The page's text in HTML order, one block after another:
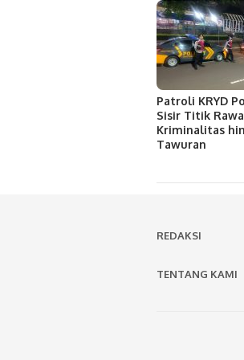
Patroli KRYD
Sisir Titik
Kriminalitas
Tawuran
REDAKSI
TENTANG KAMI